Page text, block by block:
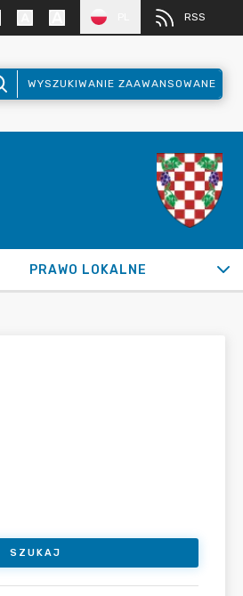
RSS
WYSZUKIWANIE ZAAWANSOWANE
PRAWO LOKALNE
SZUKAJ